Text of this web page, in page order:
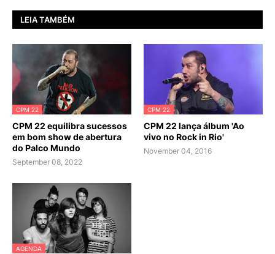
LEIA TAMBÉM
CPM 22
CPM 22 equilibra sucessos
em bom show de abertura
do Palco Mundo
September 08, 2022
CPM 22
CPM 22 lança álbum 'Ao
vivo no Rock in Rio'
November 04, 2016
AGENDA